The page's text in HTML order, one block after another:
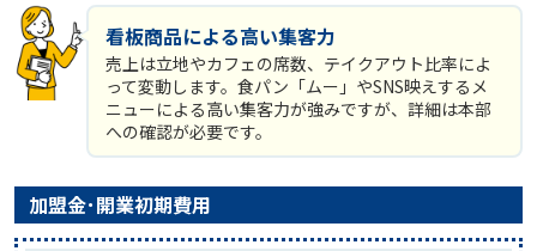
看板商品による高い集客力
売上は立地やカフェの席数、テイクアウト比率によ
って変動します。食パン「ムー」やSNS映えするメ
ニューによる高い集客力が強みですが、詳細は本部
への確認が必要です。
加盟金･開業初期費用